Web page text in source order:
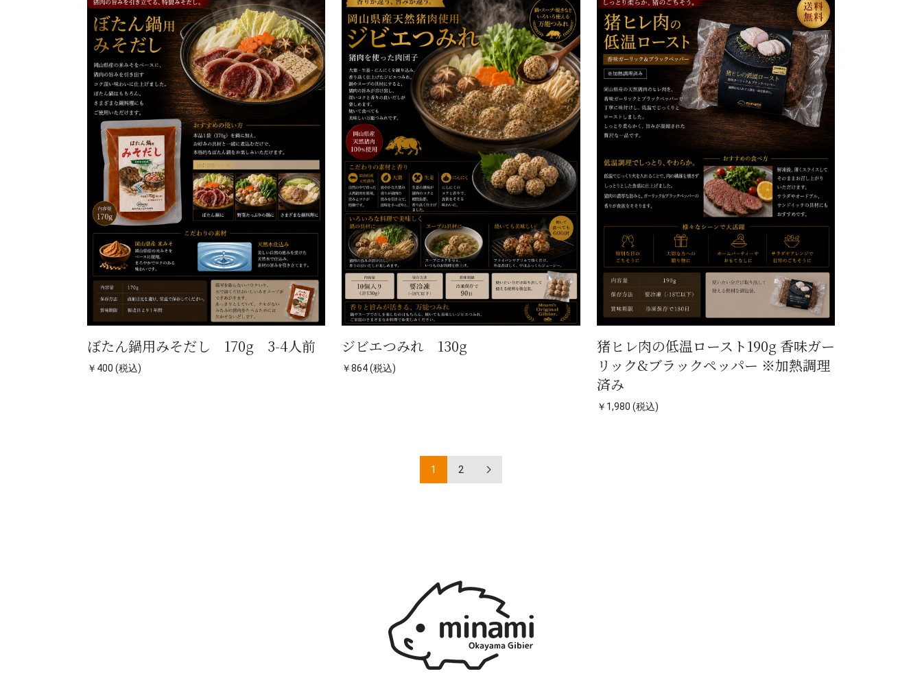
ぼたん鍋用みそだし 170g 3-4人前
￥400 (税込)
ジビエつみれ 130g
￥864 (税込)
猪ヒレ肉の低温ロースト190g 香味ガー
リック&ブラックペッパー ※加熱調理
済み
￥1,980 (税込)
1 2